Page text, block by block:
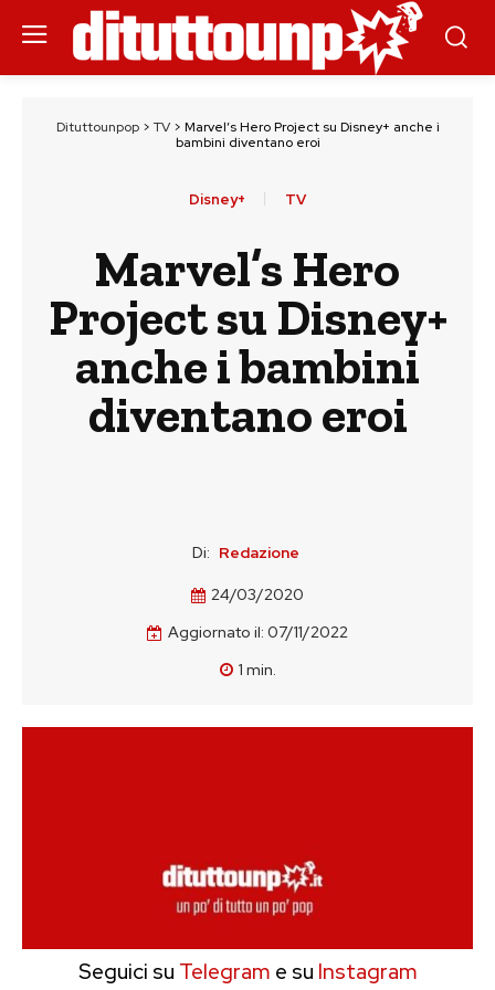
Dituttounpop> TV> Marvel’s Hero Project su Disney+ anche i
bambini diventano eroi
Disney+ TV
Marvel’s Hero
Project su Disney+
anche i bambini
diventano eroi
Di: Redazione
24/03/2020
Aggiornato il: 07/11/2022
1 min.
Seguici su Telegram e su Instagram